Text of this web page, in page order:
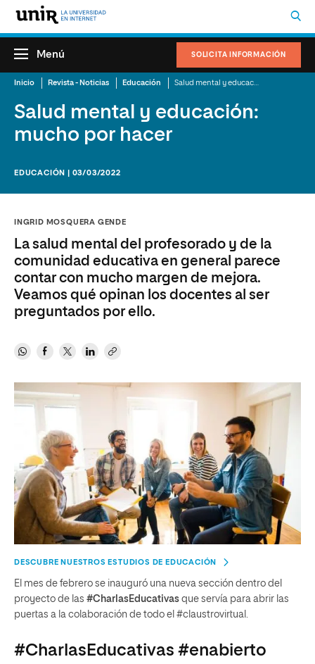
SOLICITA INFORMACIÓN
Menú
Inicio Revista - Noticias Educación
Salud mental y educación:
mucho por hacer
EDUCACIÓN | 03/03/2022
INGRID MOSQUERA GENDE
La salud mental del profesorado y de la
comunidad educativa en general parece
contar con mucho margen de mejora.
Veamos qué opinan los docentes al ser
preguntados por ello.
DESCUBRE NUESTROS ESTUDIOS DE EDUCACIÓN
El mes de febrero se inauguró una nueva sección dentro del
proyecto de las #CharlasEducativas que servía para abrir las
puertas a la colaboración de todo el #claustrovirtual.
#CharlasEducativas #enabierto